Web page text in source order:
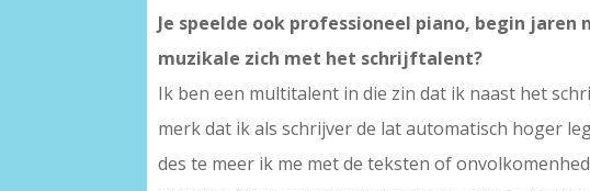
Je speelde ook professioneel piano, begin
muzikale zich met het schrijftalent?
Ik ben een multitalent in die zin dat ik naast het
merk dat ik als schrijver de lat automatisch hoger
des te meer ik me met de teksten of